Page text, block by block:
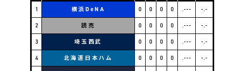
1 横浜DeNA 0 0 0 0 .--- -.-
2 読売 0 0 0 0 .--- -.-
3 埼玉西武 0 0 0 0 .--- -.-
4 北海道日本ハム 0 0 0 0 .--- -.-